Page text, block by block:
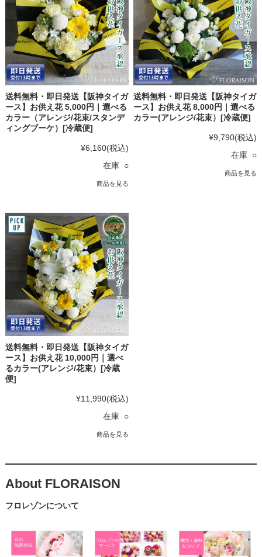
送料無料・即日発送【阪神タイガ
ース】お供え花 5,000円｜選べる
カラー（アレンジ/花束/スタンデ
ィングブーケ）[冷蔵便]
¥6,160(税込)
在庫 ○
商品を見る
送料無料・即日発送【阪神タイガ
ース】お供え花 8,000円｜選べる
カラー(アレンジ/花束）[冷蔵便]
¥9,790(税込)
在庫 ○
商品を見る
送料無料・即日発送【阪神タイガ
ース】お供え花 10,000円｜選べ
るカラー(アレンジ/花束）[冷蔵
便]
¥11,990(税込)
在庫 ○
商品を見る
About FLORAISON
フロレゾンについて